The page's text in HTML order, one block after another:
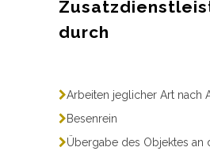
durch
Arbeiten jeglicher Art nach
Besenrein
Übergabe des Objektes an